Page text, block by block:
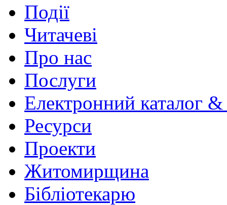
Події
Читачеві
Про нас
Послуги
Електронний каталог
Ресурси
Проекти
Житомирщина
Бібліотекарю